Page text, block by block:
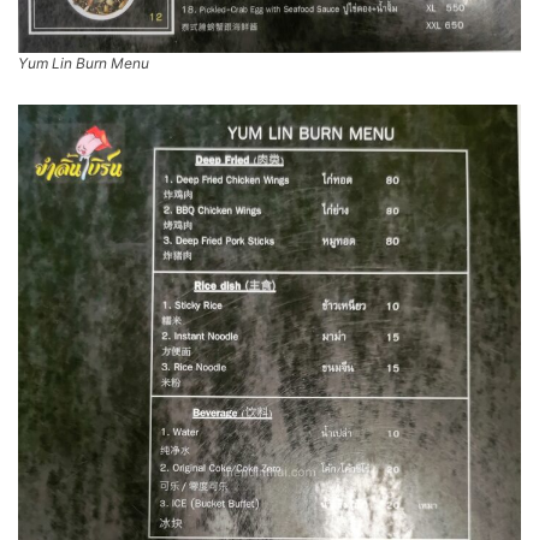
Yum Lin Burn Menu